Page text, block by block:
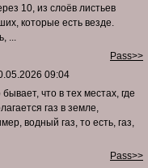
10, из слоёв листьев
которые есть везде.
...
Pass>>
09:04
бывает, что в тех местах, где
газ в земле,
водный газ, то есть, газ,
Pass>>